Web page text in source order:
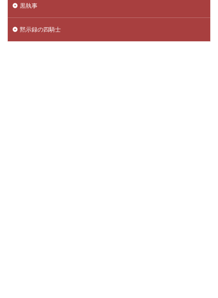
黒執事
黙示録の四騎士